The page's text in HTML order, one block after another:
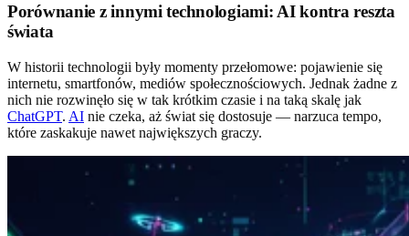
Porównanie z innymi technologiami: AI kontra reszta
świata
W historii technologii były momenty przełomowe: pojawienie się
internetu, smartfonów, mediów społecznościowych. Jednak żadne z
nich nie rozwinęło się w tak krótkim czasie i na taką skalę jak
ChatGPT. AI nie czeka, aż świat się dostosuje — narzuca tempo,
które zaskakuje nawet największych graczy.